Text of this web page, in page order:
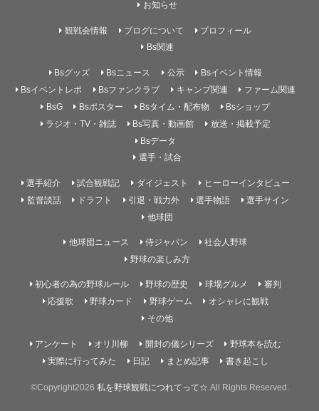
お知らせ
観戦会情報 ブログについて
プロフィール
Bs関連
Bsグッズ Bsニュース 公示
Bsイベント情報
Bsイベントレポ
Bsファンクラブ キャンプ関連
ファーム関連
BsG
Bsポスター Bsタイム・配布物
Bsショップ
ラジオ・TV・雑誌
Bs写真・動画館
放送・掲載予定
Bsデータ
選手・試合
選手紹介 試合観戦記 ダイジェスト
ヒーローインタビュー
監督談話
ドラフト 引退・戦力外 選手物語
選手サイン
他球団
他球団ニュース 侍ジャパン
社会人野球
野球の楽しみ方
初心者の為の野球ルール 野球の歴史 球場グルメ
審判
応援歌
野球カード 野球ゲーム
オシャレに観戦
その他
アンケート オリ川柳 開封の儀シリーズ
野球本を読む
実際に行ってみた
日記 まとめ記事 書き起こし
©Copyright2026 私を野球観戦につれてって☆ .All Rights Reserved.